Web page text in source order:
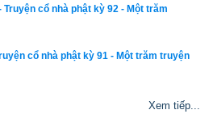
qua ba a-tăng-kỳ kiếp nữa sẽ thành
hóa độ chúng sanh nhiều vô số. Vì
cười.”
cổ nhà phật kỳ 92 - Một trăm
cổ nhà phật kỳ 91 - Một trăm truyện
Xem tiếp...